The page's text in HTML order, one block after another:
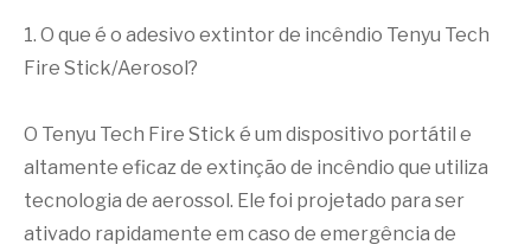
1. O que é o adesivo extintor de incêndio Tenyu Tech
Fire Stick/Aerosol?
O Tenyu Tech Fire Stick é um dispositivo portátil e
altamente eficaz de extinção de incêndio que utiliza
tecnologia de aerossol. Ele foi projetado para ser
ativado rapidamente em caso de emergência de